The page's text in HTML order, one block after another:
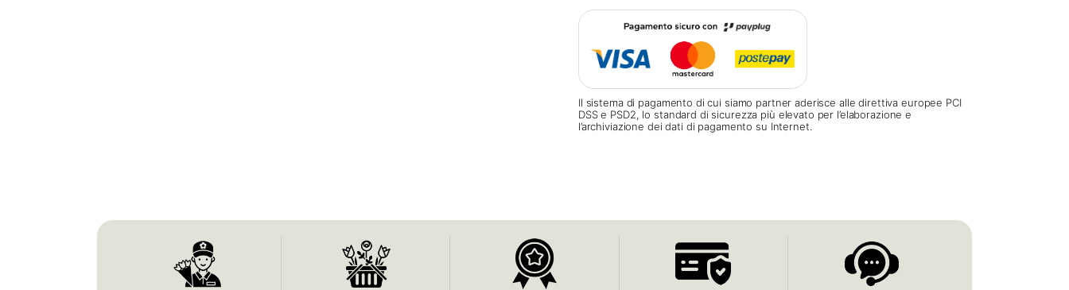
Il sistema di pagamento di cui siamo partner aderisce alle direttiva europee PCI
DSS e PSD2, lo standard di sicurezza più elevato per l’elaborazione e
l’archiviazione dei dati di pagamento su Internet.